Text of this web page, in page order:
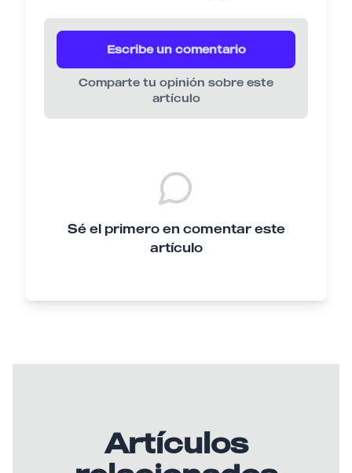
Escribe un comentario
Comparte tu opinión sobre este
artículo
Sé el primero en comentar este
artículo
Artículos